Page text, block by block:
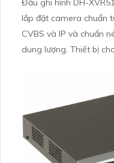
Đầu ghi hình DH-
lắp đặt camera chuẩn
CVBS và IP và chuẩn
dung lượng. Thiết bị cho phép kết nối tối đa 12 camera
dạng khuôn mặt, phát